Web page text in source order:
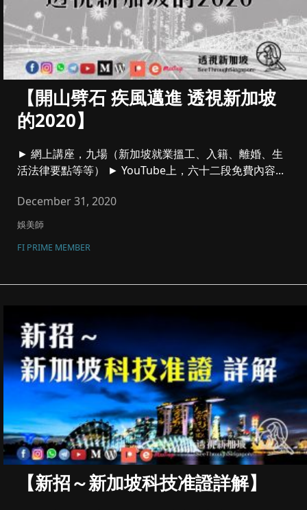
【開山劈石 疾風邁進 透視新加坡
的2020】
► 網上講座，九場（新加坡就業搵工、入籍、離婚、生
活法律要點等等） ► YouTube上，六十二段免費內容...
December 31, 2020
娛美師
FI PRIME MEMBER
【新招～新加坡科技准證詳解】